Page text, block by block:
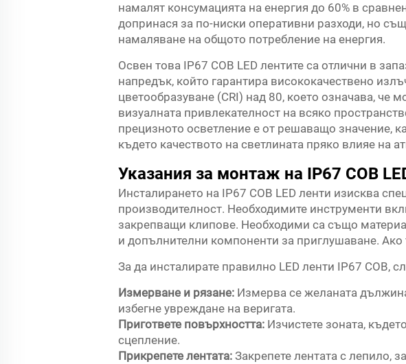
намалят консумацията на енергия до 60% в
допринася за по-ниски оперативни разходи, но
намаляване на общото потребление на енергия.
Освен това IP67 COB LED лентите са отлични в
напредък, който гарантира висококачествено
цветообразуване (CRI) над 80, което означава, че
визуалната привлекателност на всяко
прецизното осветление е от решаващо значение,
където качеството на светлината пряко влияе на
Указания за монтаж на IP67 COB
Инсталирането на IP67 COB LED ленти изисква
производителност. Необходимите инструменти
закрепващи клипове. Необходими са също
и допълнителни компоненти за приглушаване.
За да инсталирате правилно LED ленти IP67 COB,
Измерване и рязане: Измерва се желаната
избегне увреждане на веригата.
Пригответе повърхността: Изчистете зоната,
сцепление.
Прикрепете лентата: Закрепете лентата с лепило,